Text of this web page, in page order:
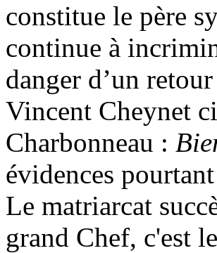
constitue le père
continue à
danger d’un
Vincent Cheynet
Charbonneau :
évidences
Le matriarcat
grand Chef, c'est